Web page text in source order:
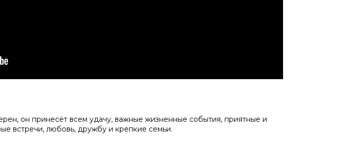
он принесёт всем удачу, важные жизненные события, приятные и
встречи, любовь, дружбу и крепкие семьи.